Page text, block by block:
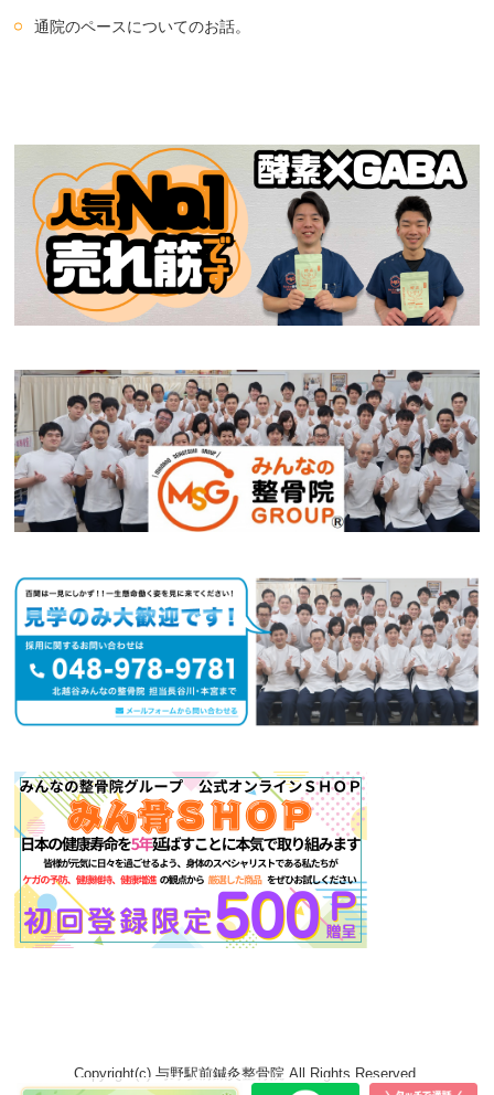
通院のペースについてのお話。
Copyright(c) 与野駅前鍼灸整骨院 All Rights Reserved.